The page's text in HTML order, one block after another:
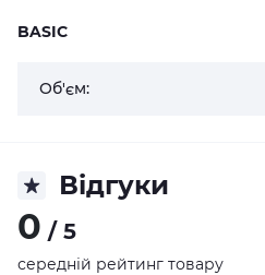
BASIC
Об'єм:
Відгуки
0 / 5
середній рейтинг товару